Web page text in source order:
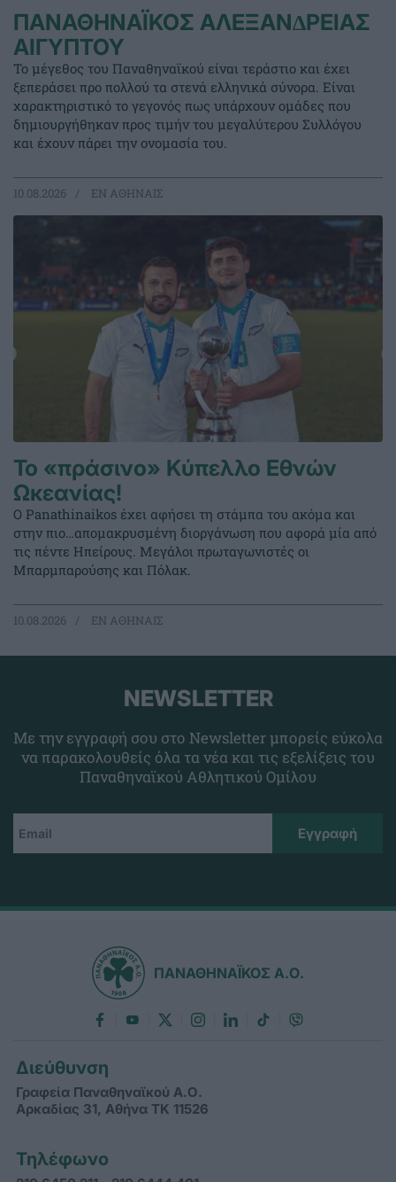
ΠΑΝΑΘΗΝΑΪΚΟΣ ΑΛΕΞΑΝ∆ΡΕΙΑΣ
ΑΙΓΥΠΤΟΥ
Το μέγεθος του Παναθηναϊκού είναι τεράστιο και έχει
ξεπεράσει προ πολλού τα στενά ελληνικά σύνορα. Είναι
χαρακτηριστικό το γεγονός πως υπάρχουν ομάδες που
δημιουργήθηκαν προς τιμήν του μεγαλύτερου Συλλόγου
και έχουν πάρει την ονομασία του.
10.08.2026 EΝ ΑΘΗΝΑΙΣ
Το «πράσινο» Κύπελλο Εθνών
Ωκεανίας!
Ο Panathinaikos έχει αφήσει τη στάμπα του ακόμα και
στην πιο…απομακρυσμένη διοργάνωση που αφορά μία από
τις πέντε Ηπείρους. Μεγάλοι πρωταγωνιστές οι
Μπαρμπαρούσης και Πόλακ.
10.08.2026 EΝ ΑΘΗΝΑΙΣ
NEWSLETTER
Με την εγγραφή σου στο Newsletter μπορείς εύκολα
να παρακολουθείς όλα τα νέα και τις εξελίξεις του
Παναθηναϊκού Αθλητικού Ομίλου
ΠΑΝΑΘΗΝΑΪΚΟΣ Α.Ο.
Διεύθυνση
Γραφεία Παναθηναϊκού Α.Ο.
Αρκαδίας 31, Αθήνα ΤΚ 11526
Τηλέφωνο